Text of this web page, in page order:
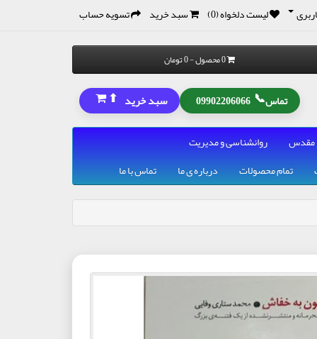
لیست دلخواه (0) سبد خرید تسویه حساب
0 محصول - 0 تومان
تماس📞
09902206066 سبد خرید ⬆
مقدس
روانشناسی و مدیریت
تمام محصولات درباره ی ما تماس با ما